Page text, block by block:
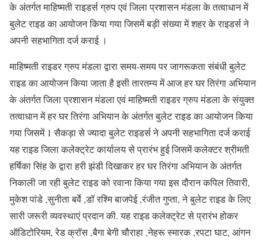
के अंतर्गत माहिष्मती राइडर्स ग्रुप एवं जिला प्रशासन मंडला के तत्वाधान में
बुलेट राइड का आयोजन किया गया जिसमें बड़ी संख्या में शहर के राइडर्स ने
अपनी सहभागिता दर्ज कराई ।
माहिष्मती राइडर ग्रुप मंडला द्वारा समय-समय पर जागरूकता संबंधी बुलेट
राइड का आयोजन किया जाता है इसी तारतम्य में आज हर घर तिरंगा अभियान
के अंतर्गत जिला प्रशासन मंडला एवं माहिष्मती राइडर ग्रुप मंडला के संयुक्त
तत्वाधान में हर घर तिरंगा अभियान के अंतर्गत बुलेट राइड का आयोजन किया
गया जिसमें 1 सैकड़ा से ज्यादा बुलेट राइडर्स ने अपनी सहभागिता दर्ज कराई
यह राइड जिला कलेक्ट्रेट कार्यालय से प्रारंभ हुई जिसमें कलेक्टर श्रीमती
हर्षिका सिंह के द्वारा हरी झंडी दिखाकर हर घर तिरंगा अभियान के अंतर्गत
निकाली जा रही बुलेट राइड को रवाना किया गया इस दौरान कपिल तिवारी,
मुकेश पांडे ,सुनीता बर्वे ,डॉ रश्मि बाजपेई ,रंजीत गुप्ता, ने बुलेट राइड के लिए
सारी जरूरी व्यवस्थाएं प्रदान की. यह राइड कलेक्ट्रेट से प्रारंभ होकर
ऑडिटोरियम, रेड क्रॉस ,बैगा बेगी चौराहा ,नेहरू स्मारक ,रपटा घाट, आंगन